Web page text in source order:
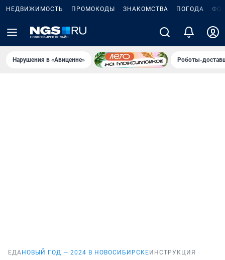
НЕДВИЖИМОСТЬ ПРОМОКОДЫ ЗНАКОМСТВА ПОГОДА
Нарушения в «Авиценне» Роботы-
ЕДА НОВЫЙ ГОД — 2024 В НОВОСИБИРСКЕ ИНСТРУКЦИЯ